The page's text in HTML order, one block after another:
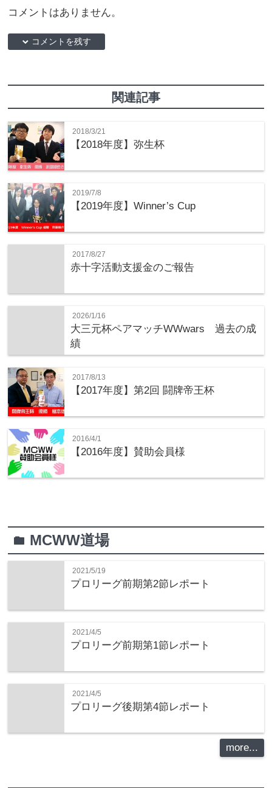
コメントはありません。
down コメントを残す
関連記事
2018/3/21
【2018年度】弥生杯
2019/7/8
【2019年度】Winner’s Cup
2017/8/27
赤十字活動支援金のご報告
2026/1/16
大三元杯ペアマッチWWwars 過去の成
績
2017/8/13
【2017年度】第2回 闘牌帝王杯
2016/4/1
【2016年度】賛助会員様
folder MCWW道場
2021/5/19
プロリーグ前期第2節レポート
2021/4/5
プロリーグ前期第1節レポート
2021/4/5
プロリーグ後期第4節レポート
more...